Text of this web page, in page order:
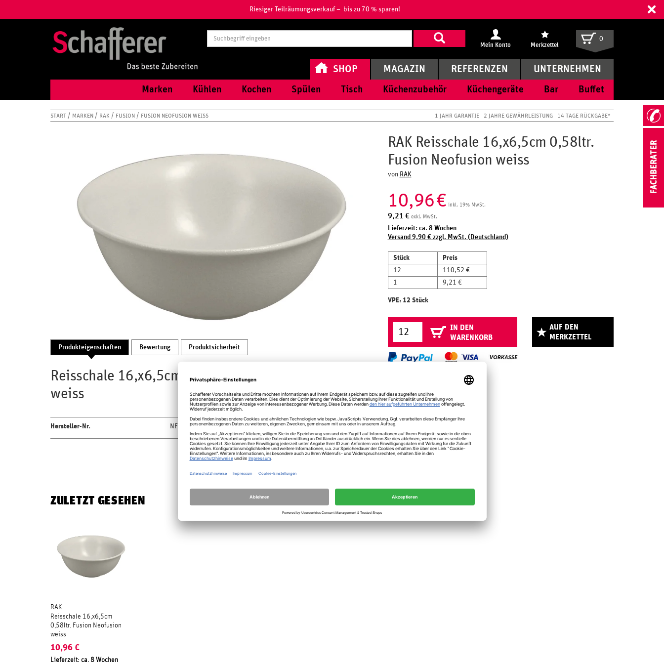
Riesiger Teilräumungsverkauf – bis zu 70 % sparen!
Suchbegriff
eingeben
Mein Konto Merkzettel
0
SHOP
Marken Kühlen Kochen Spülen Tisch Küchenzubehör Küchengeräte Bar Buffet
MAGAZIN REFERENZEN UNTERNEHMEN
START MARKEN RAK FUSION FUSION NEOFUSION WEISS 1 JAHR GARANTIE 2 JAHRE GEWÄHRLEISTUNG 14 TAGE RÜCKGABE*
Produkteigenschaften Bewertung Produktsicherheit
Reisschale 16,x6,5cm 0,58ltr. Fusion Neofusion
weiss
Hersteller-Nr. NFNNRB16WH
RAK Reisschale 16,x6,5cm 0,58ltr.
Fusion Neofusion weiss
von RAK
10,96€ inkl. 19% MwSt.
9,21 € exkl. MwSt.
Lieferzeit: ca. 8 Wochen
Versand 9,90 € zzgl. MwSt. (Deutschland)
Stück
Preis
12
110,52 €
1
9,21 €
VPE: 12 Stück
IN DEN
WARENKORB
AUF DEN
MERKZETTEL
ZULETZT GESEHEN
RAK
Reisschale 16,x6,5cm
0,58ltr. Fusion Neofusion
weiss
10,96 €
Lieferzeit: ca. 8 Wochen